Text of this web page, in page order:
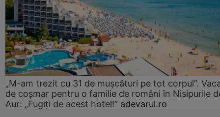
„M-am trezit cu 31 de mușcături pe tot corpul”.
de coșmar pentru o familie de români în Nisipurile
Aur: „Fugiți de acest hotel!” adevarul.ro